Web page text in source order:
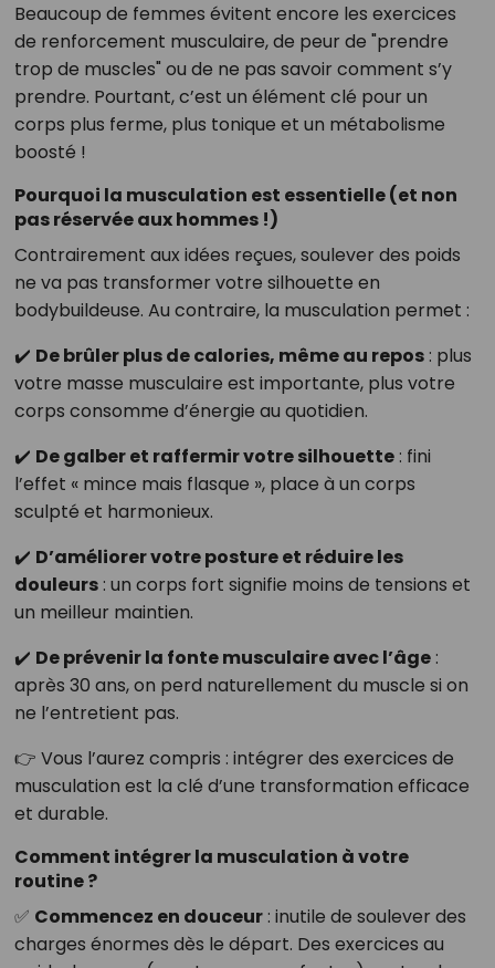
Beaucoup de femmes évitent encore les exercices
de renforcement musculaire, de peur de "prendre
trop de muscles" ou de ne pas savoir comment s’y
prendre. Pourtant, c’est un élément clé pour un
corps plus ferme, plus tonique et un métabolisme
boosté !
Pourquoi la musculation est essentielle (et non
pas réservée aux hommes !)
Contrairement aux idées reçues, soulever des poids
ne va pas transformer votre silhouette en
bodybuildeuse. Au contraire, la musculation permet :
✔️ De brûler plus de calories, même au repos: plus
votre masse musculaire est importante, plus votre
corps consomme d’énergie au quotidien.
✔️ De galber et raffermir votre silhouette: fini
l’effet « mince mais flasque », place à un corps
sculpté et harmonieux.
✔️ D’améliorer votre posture et réduire les
douleurs: un corps fort signifie moins de tensions et
un meilleur maintien.
✔️ De prévenir la fonte musculaire avec l’âge:
après 30 ans, on perd naturellement du muscle si on
ne l’entretient pas.
👉 Vous l’aurez compris : intégrer des exercices de
musculation est la clé d’une transformation efficace
et durable.
Comment intégrer la musculation à votre
routine ?
✅ Commencez en douceur: inutile de soulever des
charges énormes dès le départ. Des exercices au